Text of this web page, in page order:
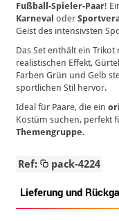
Fußball-Spieler-Paar!
Karneval oder
Geist des intensivsten
Das Set enthält ein
realistischen Effekt,
Farben Grün und Gelb
sportlichen Stil hervor.
Ideal für Paare, die ein
Kostüm suchen, perfekt
Themengruppe.
Ref: pack-4224
Lieferung und